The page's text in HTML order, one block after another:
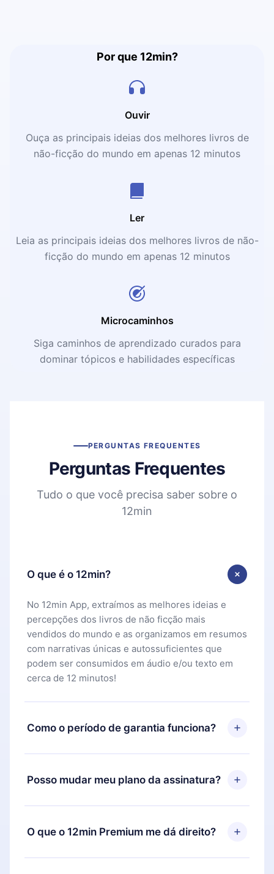
Por que 12min?
Ouvir
Ouça as principais ideias dos melhores livros de
não-ficção do mundo em apenas 12 minutos
Ler
Leia as principais ideias dos melhores livros de não-
ficção do mundo em apenas 12 minutos
Microcaminhos
Siga caminhos de aprendizado curados para
dominar tópicos e habilidades específicas
PERGUNTAS FREQUENTES
Perguntas Frequentes
Tudo o que você precisa saber sobre o
12min
O que é o 12min?
No 12min App, extraímos as melhores ideias e
percepções dos livros de não ficção mais
vendidos do mundo e as organizamos em resumos
com narrativas únicas e autossuficientes que
podem ser consumidos em áudio e/ou texto em
cerca de 12 minutos!
Como o período de garantia funciona?
Você pode baixar nosso aplicativo e começar a
aproveitar nossa biblioteca. Se por algum motivo
não ficar satisfeito com nossa plataforma, basta
e solicitar o reembolso do valor. Você receberá
Posso mudar meu plano da assinatura?
Sim, mas a mudança só se aplicará a partir do
próximo período de cobrança. Por exemplo, se
você decidiu mudar sua assinatura mensal para
O que o 12min Premium me dá direito?
O 12min Premium é um plano que te garante